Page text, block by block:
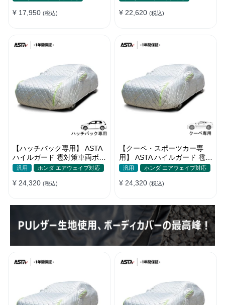
¥ 17,950 (税込) ¥ 22,620 (税込)
【ハッチバック専用】 ASTA
ハイルガード 雹対策車両ボデ
ィカバー 5層構造 雹対策 厚
風ロープ付き
汎用 ホンダ エアウェイブ対応
¥ 24,320 (税込)
【クーペ・スポーツカー専
用】 ASTA ハイルガード 雹対
策車両ボディカバー 5層構造
風 極厚 防風ロープ付き
汎用 ホンダ エアウェイブ対応
¥ 24,320 (税込)